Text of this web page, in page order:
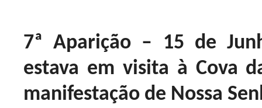
7ª Aparição – 15 de
estava em visita à Cova
manifestação de Nossa